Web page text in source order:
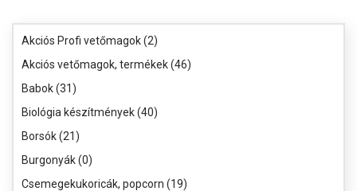
Akciós Profi vetőmagok (2)
Akciós vetőmagok, termékek (46)
Babok (31)
Biológia készítmények (40)
Borsók (21)
Burgonyák (0)
Csemegekukoricák, popcorn (19)